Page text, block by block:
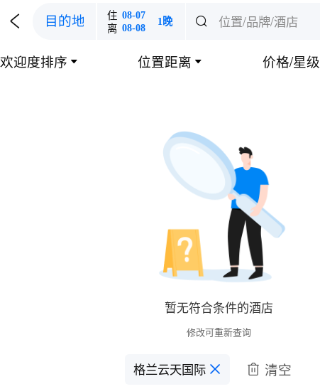
 目的地 住 08-07
离 08-08
1晚  位置/品牌/酒店
欢迎度排序  位置距离  价格/星级
暂无符合条件的酒店
修改可重新查询
格兰云天国际 󱋣  清空